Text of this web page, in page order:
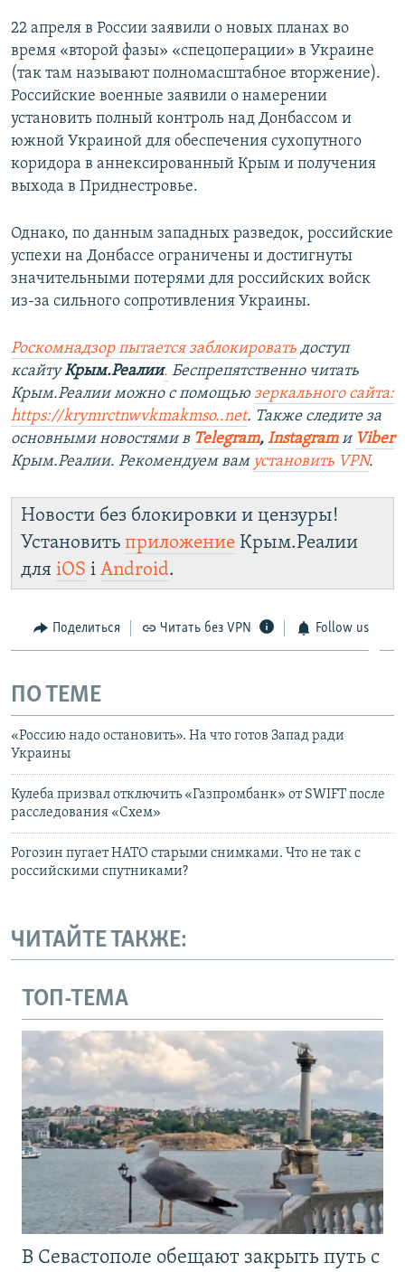
22 апреля в России заявили о новых планах во
время «второй фазы» «спецоперации» в Украине
(так там называют полномасштабное вторжение).
Российские военные заявили о намерении
установить полный контроль над Донбассом и
южной Украиной для обеспечения сухопутного
коридора в аннексированный Крым и получения
выхода в Приднестровье.
Однако, по данным западных разведок, российские
успехи на Донбассе ограничены и достигнуты
значительными потерями для российских войск
из-за сильного сопротивления Украины.
Роскомнадзор пытается заблокировать доступ
ксайтуКрым.Реалии. Беспрепятственно читать
Крым.Реалии можно с помощью зеркального сайта:
https://krymrctnwvkmakmso..net. Также следите за
основными новостями в Telegram, Instagramи Viber
Крым.Реалии. Рекомендуем вам установить VPN.
Новости без блокировки и цензуры!
Установить приложение Крым.Реалии
для iOS і Android.
Поделиться Читать без VPN Follow us
ПО ТЕМЕ
«Россию надо остановить». На что готов Запад ради
Украины
Кулеба призвал отключить «Газпромбанк» от SWIFT после
расследования «Схем»
Рогозин пугает НАТО старыми снимками. Что не так с
российскими спутниками?
ЧИТАЙТЕ ТАКЖЕ:
ТОП-ТЕМА
В Севастополе обещают закрыть путь с